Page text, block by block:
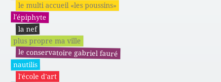
le multi accueil «les poussins»
l'épiphyte
la nef
plus propre ma ville
le conservatoire gabriel fauré
nautilis
l'école d'art